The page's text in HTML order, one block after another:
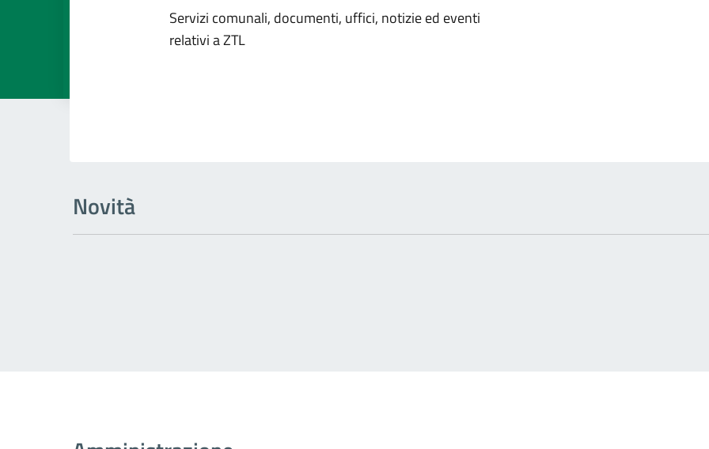
Dettagli dell'argomento
Servizi comunali, documenti, uffici, notizie ed eventi
relativi a ZTL
Novità